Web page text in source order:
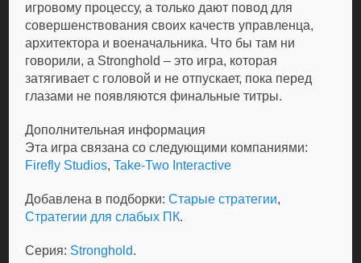
игровому процессу, а только дают повод для
совершенствования своих качеств управленца,
архитектора и военачальника. Что бы там ни
говорили, а Stronghold – это игра, которая
затягивает с головой и не отпускает, пока перед
глазами не появляются финальные титры.
Дополнительная информация
Эта игра связана со следующими компаниями:
Firefly Studios,Take-Two Interactive
Добавлена в подборки:Старые стратегии,
Стратегии для слабых ПК.
Серия: Stronghold.